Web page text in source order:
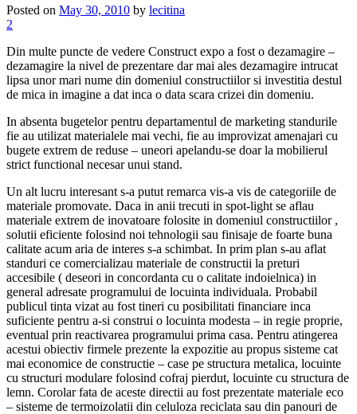
Posted on May 30, 2010 by lecitina
2
Din multe puncte de vedere Construct expo a fost o dezamagire –
dezamagire la nivel de prezentare dar mai ales dezamagire intrucat
lipsa unor mari nume din domeniul constructiilor si investitia destul
de mica in imagine a dat inca o data scara crizei din domeniu.
In absenta bugetelor pentru departamentul de marketing standurile
fie au utilizat materialele mai vechi, fie au improvizat amenajari cu
bugete extrem de reduse – uneori apelandu-se doar la mobilierul
strict functional necesar unui stand.
Un alt lucru interesant s-a putut remarca vis-a vis de categoriile de
materiale promovate. Daca in anii trecuti in spot-light se aflau
materiale extrem de inovatoare folosite in domeniul constructiilor ,
solutii eficiente folosind noi tehnologii sau finisaje de foarte buna
calitate acum aria de interes s-a schimbat. In prim plan s-au aflat
standuri ce comercializau materiale de constructii la preturi
accesibile ( deseori in concordanta cu o calitate indoielnica) in
general adresate programului de locuinta individuala. Probabil
publicul tinta vizat au fost tineri cu posibilitati financiare inca
suficiente pentru a-si construi o locuinta modesta – in regie proprie,
eventual prin reactivarea programului prima casa. Pentru atingerea
acestui obiectiv firmele prezente la expozitie au propus sisteme cat
mai economice de constructie – case pe structura metalica, locuinte
cu structuri modulare folosind cofraj pierdut, locuinte cu structura de
lemn. Corolar fata de aceste directii au fost prezentate materiale eco
– sisteme de termoizolatii din celuloza reciclata sau din panouri de